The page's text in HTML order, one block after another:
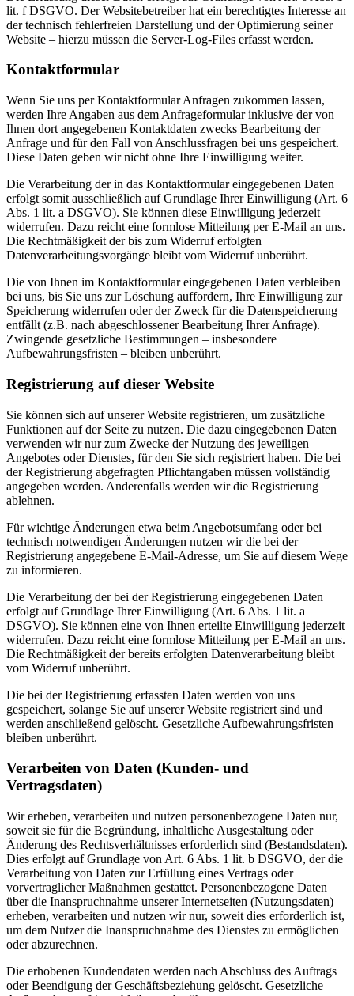
lit. f DSGVO. Der Websitebetreiber hat ein berechtigtes Interesse an
der technisch fehlerfreien Darstellung und der Optimierung seiner
Website – hierzu müssen die Server-Log-Files erfasst werden.
Kontaktformular
Wenn Sie uns per Kontaktformular Anfragen zukommen lassen,
werden Ihre Angaben aus dem Anfrageformular inklusive der von
Ihnen dort angegebenen Kontaktdaten zwecks Bearbeitung der
Anfrage und für den Fall von Anschlussfragen bei uns gespeichert.
Diese Daten geben wir nicht ohne Ihre Einwilligung weiter.
Die Verarbeitung der in das Kontaktformular eingegebenen Daten
erfolgt somit ausschließlich auf Grundlage Ihrer Einwilligung (Art. 6
Abs. 1 lit. a DSGVO). Sie können diese Einwilligung jederzeit
widerrufen. Dazu reicht eine formlose Mitteilung per E-Mail an uns.
Die Rechtmäßigkeit der bis zum Widerruf erfolgten
Datenverarbeitungsvorgänge bleibt vom Widerruf unberührt.
Die von Ihnen im Kontaktformular eingegebenen Daten verbleiben
bei uns, bis Sie uns zur Löschung auffordern, Ihre Einwilligung zur
Speicherung widerrufen oder der Zweck für die Datenspeicherung
entfällt (z.B. nach abgeschlossener Bearbeitung Ihrer Anfrage).
Zwingende gesetzliche Bestimmungen – insbesondere
Aufbewahrungsfristen – bleiben unberührt.
Registrierung auf dieser Website
Sie können sich auf unserer Website registrieren, um zusätzliche
Funktionen auf der Seite zu nutzen. Die dazu eingegebenen Daten
verwenden wir nur zum Zwecke der Nutzung des jeweiligen
Angebotes oder Dienstes, für den Sie sich registriert haben. Die bei
der Registrierung abgefragten Pflichtangaben müssen vollständig
angegeben werden. Anderenfalls werden wir die Registrierung
ablehnen.
Für wichtige Änderungen etwa beim Angebotsumfang oder bei
technisch notwendigen Änderungen nutzen wir die bei der
Registrierung angegebene E-Mail-Adresse, um Sie auf diesem Wege
zu informieren.
Die Verarbeitung der bei der Registrierung eingegebenen Daten
erfolgt auf Grundlage Ihrer Einwilligung (Art. 6 Abs. 1 lit. a
DSGVO). Sie können eine von Ihnen erteilte Einwilligung jederzeit
widerrufen. Dazu reicht eine formlose Mitteilung per E-Mail an uns.
Die Rechtmäßigkeit der bereits erfolgten Datenverarbeitung bleibt
vom Widerruf unberührt.
Die bei der Registrierung erfassten Daten werden von uns
gespeichert, solange Sie auf unserer Website registriert sind und
werden anschließend gelöscht. Gesetzliche Aufbewahrungsfristen
bleiben unberührt.
Verarbeiten von Daten (Kunden- und
Vertragsdaten)
Wir erheben, verarbeiten und nutzen personenbezogene Daten nur,
soweit sie für die Begründung, inhaltliche Ausgestaltung oder
Änderung des Rechtsverhältnisses erforderlich sind (Bestandsdaten).
Dies erfolgt auf Grundlage von Art. 6 Abs. 1 lit. b DSGVO, der die
Verarbeitung von Daten zur Erfüllung eines Vertrags oder
vorvertraglicher Maßnahmen gestattet. Personenbezogene Daten
über die Inanspruchnahme unserer Internetseiten (Nutzungsdaten)
erheben, verarbeiten und nutzen wir nur, soweit dies erforderlich ist,
um dem Nutzer die Inanspruchnahme des Dienstes zu ermöglichen
oder abzurechnen.
Die erhobenen Kundendaten werden nach Abschluss des Auftrags
oder Beendigung der Geschäftsbeziehung gelöscht. Gesetzliche